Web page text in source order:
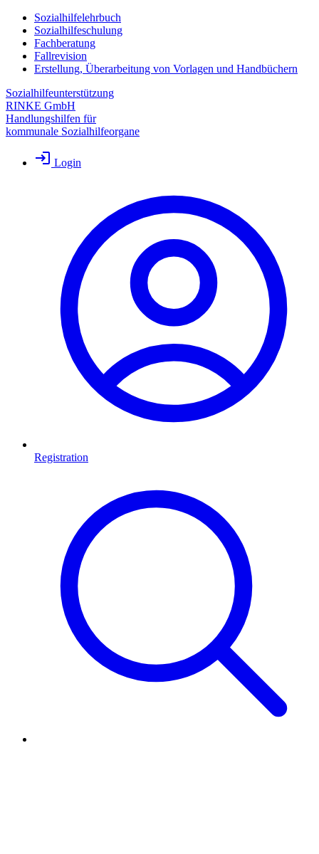
Sozialhilfelehrbuch
Sozialhilfeschulung
Fachberatung
Fallrevision
Erstellung, Überarbeitung von Vorlagen und Handbüchern
Sozialhilfeunterstützung
RINKE GmbH
Handlungshilfen für
kommunale Sozialhilfeorgane
Login
Registration